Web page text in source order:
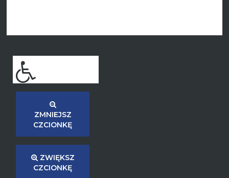
ZMNIEJSZ
CZCIONKĘ
ZWIĘKSZ
CZCIONKĘ